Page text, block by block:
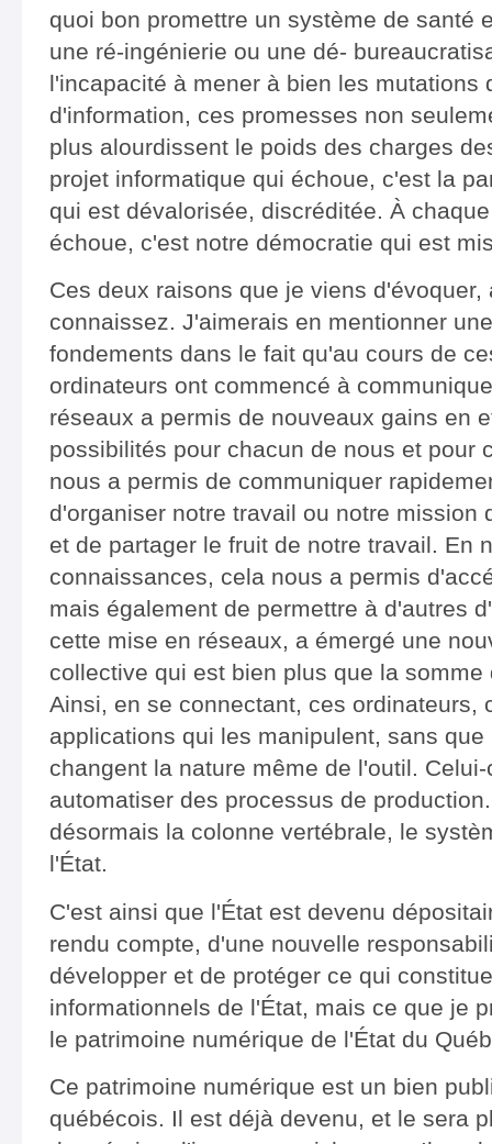
quoi bon promettre un système de santé
une ré-ingénierie ou une dé-
l'incapacité à mener à bien les mutations
d'information, ces promesses non
plus alourdissent le poids des charges
projet informatique qui échoue, c'est la
qui est dévalorisée, discréditée. À
échoue, c'est notre démocratie qui est
Ces deux raisons que je viens d'évoquer,
connaissez. J'aimerais en mentionner
fondements dans le fait qu'au cours de
ordinateurs ont commencé à
réseaux a permis de nouveaux gains en
possibilités pour chacun de nous et pour
nous a permis de communiquer
d'organiser notre travail ou notre mission
et de partager le fruit de notre travail. En
connaissances, cela nous a permis
mais également de permettre à d'autres
cette mise en réseaux, a émergé une
collective qui est bien plus que la
Ainsi, en se connectant, ces ordinateurs,
applications qui les manipulent, sans
changent la nature même de l'outil.
automatiser des processus de
désormais la colonne vertébrale, le
l'État.
C'est ainsi que l'État est devenu
rendu compte, d'une nouvelle
développer et de protéger ce qui
informationnels de l'État, mais ce que je
le patrimoine numérique de l'État du
Ce patrimoine numérique est un bien
québécois. Il est déjà devenu, et le sera